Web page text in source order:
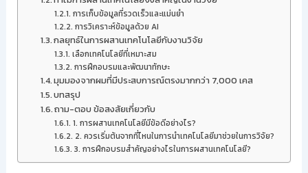
การเก็บข้อมูลที่รวดเร็วและแม่นยำ
การวิเคราะห์ข้อมูลด้วย AI
กลยุทธ์ในการผสานเทคโนโลยีกับงานวิจัย
เลือกเทคโนโลยีที่เหมาะสม
การฝึกอบรมและพัฒนาทักษะ
มุมมองจากผมที่มีประสบการณ์ตรงมากกว่า 7,000 เคส
บทสรุป
ถาม-ตอบ ข้อสงสัยเกี่ยวกับ
1. การผสานเทคโนโลยีมีข้อดีอย่างไร?
2. ควรเริ่มต้นจากที่ไหนในการนำเทคโนโลยีมาช่วยในการวิจัย?
3. การฝึกอบรมสำคัญอย่างไรในการผสานเทคโนโลยี?